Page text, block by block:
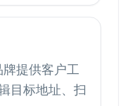
提供客户工
目标地址、扫